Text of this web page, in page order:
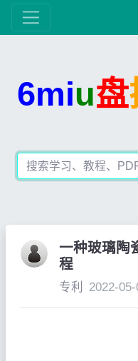
6miu盘
一种玻璃陶
程
专利 2022-